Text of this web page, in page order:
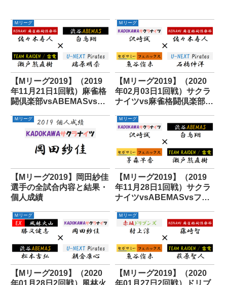
Ｍリーグ
【Mリーグ2019】（2019
年11月21日1回戦）麻雀格
闘倶楽部vsABEMASvs雷
Ｍリーグ
【Mリーグ2019】（2020
年02月03日1回戦）サクラ
ナイツvs麻雀格闘倶楽部
ーツ
Ｍリーグ
【Mリーグ2019】岡田紗佳
選手の全試合内容と結果・
個人成績
Ｍリーグ
【Mリーグ2019】（2019
年11月28日1回戦）サクラ
ナイツvsABEMASvsフェ
Ｍリーグ
【Mリーグ2019】（2020
年01月28日2回戦）風林火
Ｍリーグ
【Mリーグ2019】（2020
年01月27日2回戦）ドリブ